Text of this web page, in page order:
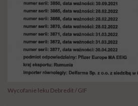
Wycofanie leku Debredit / GIF